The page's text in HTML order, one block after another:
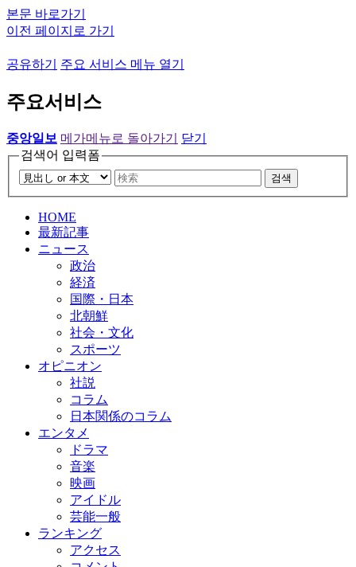
본문 바로가기
이전 페이지로 가기
공유하기 주요 서비스 메뉴 열기
주요서비스
중앙일보 메가메뉴로 돌아가기
닫기
검색어 입력폼
검색
HOME
最新記事
ニュース
政治
経済
国際・日本
北朝鮮
社会・文化
スポーツ
オピニオン
社説
コラム
日本関係のコラム
エンタメ
ドラマ
音楽
映画
アイドル
芸能一般
ランキング
アクセス